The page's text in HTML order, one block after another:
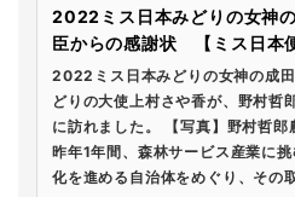
2022ミス日本みどりの女神
臣からの感謝状 【ミス日本
2022ミス日本みどりの女神の成
どりの大使上村さや香が、野村哲
に訪れました。 【写真】野村哲
昨年1年間、森林サービス産業に
化を進める自治体をめぐり、その